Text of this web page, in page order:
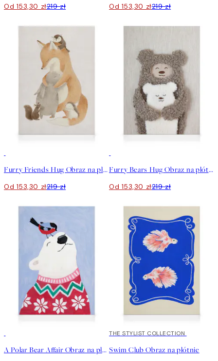
Od 153,30 zł219 zł Od 153,30 zł219 zł
Furry Friends Hug Obraz na płótnie
Od 153,30 zł219 zł
Furry Bears Hug Obraz na płótnie
Od 153,30 zł219 zł
A Polar Bear Affair Obraz na płótnie
30%*
THE STYLIST COLLECTION
Swim Club Obraz na płótnie